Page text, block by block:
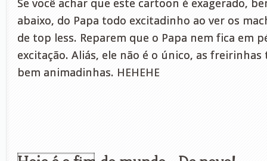
Se você achar que este cartoon é exagerado,
abaixo, do Papa todo excitadinho ao ver os
de top less. Reparem que o Papa nem fica em
excitação. Aliás, ele não é o único, as
bem animadinhas. HEHEHE